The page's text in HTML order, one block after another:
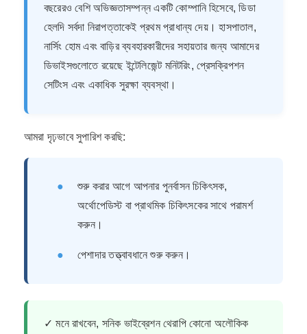
বছরেরও বেশি অভিজ্ঞতাসম্পন্ন একটি কোম্পানি হিসেবে, ডিডা
হেলদি সর্বদা নিরাপত্তাকেই প্রথম প্রাধান্য দেয়। হাসপাতাল,
নার্সিং হোম এবং বাড়ির ব্যবহারকারীদের সহায়তার জন্য আমাদের
ডিভাইসগুলোতে রয়েছে ইন্টেলিজেন্ট মনিটরিং, প্রেসক্রিপশন
সেটিংস এবং একাধিক সুরক্ষা ব্যবস্থা।
আমরা দৃঢ়ভাবে সুপারিশ করছি:
●
শুরু করার আগে আপনার পুনর্বাসন চিকিৎসক,
অর্থোপেডিস্ট বা প্রাথমিক চিকিৎসকের সাথে পরামর্শ
করুন।
● পেশাদার তত্ত্বাবধানে শুরু করুন।
✓ মনে রাখবেন, সনিক ভাইব্রেশন থেরাপি কোনো অলৌকিক